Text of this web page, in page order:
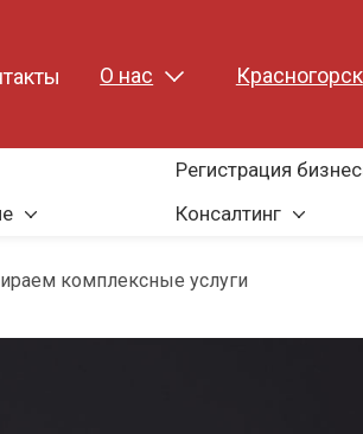
О нас Красногорск
Регистрация
Консалтинг
комплексные услуги